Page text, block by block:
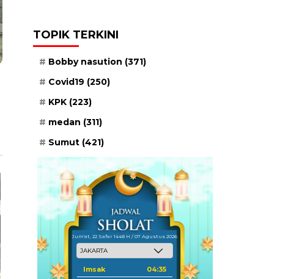
TOPIK TERKINI
Bobby nasution (371)
Covid19 (250)
KPK (223)
medan (311)
Sumut (421)
Jum'at, 22 Safar 1448 H / 07 Agustus 2026
Imsak 04:35